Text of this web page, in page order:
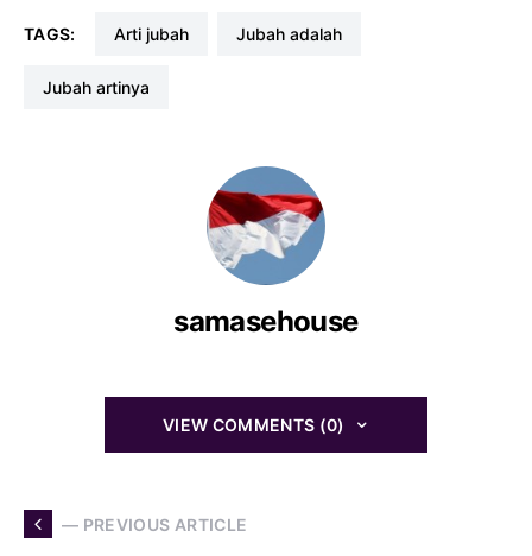
TAGS: arti jubah jubah adalah
jubah artinya
samasehouse
VIEW COMMENTS (0)
— PREVIOUS ARTICLE